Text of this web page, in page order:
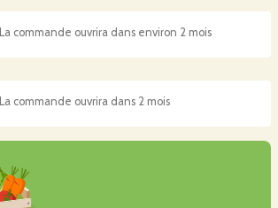
La commande ouvrira dans environ 2 mois
La commande ouvrira dans 2 mois